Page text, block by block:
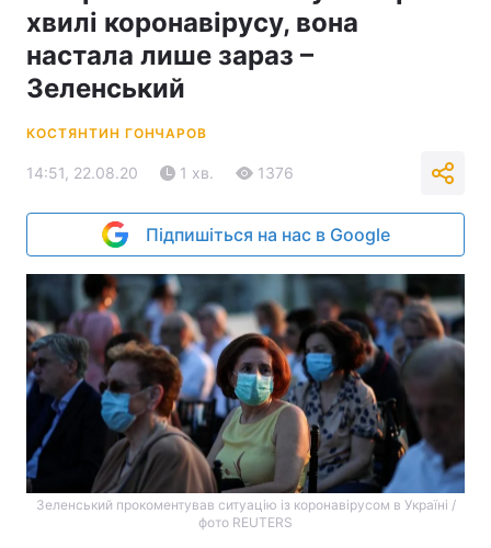
хвилі коронавірусу, вона
настала лише зараз –
Зеленський
КОСТЯНТИН ГОНЧАРОВ
14:51, 22.08.20 1 хв. 1376
Підпишіться на нас в Google
Зеленський прокоментував ситуацію із коронавірусом в Україні /
фото REUTERS